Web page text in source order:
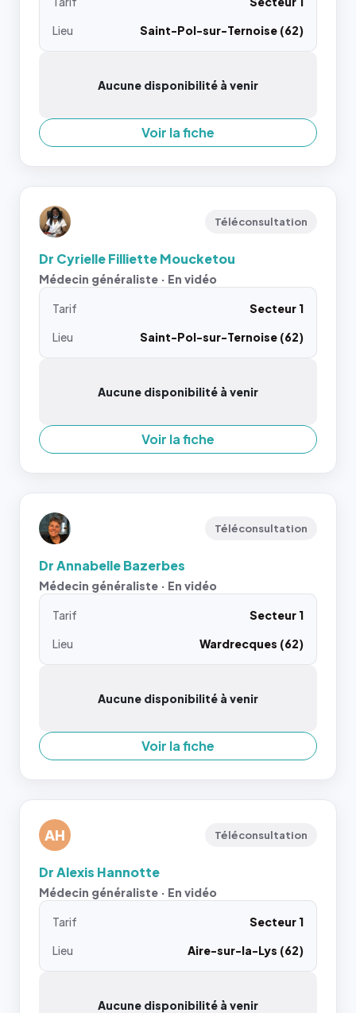
Lieu
Saint-Pol-sur-Ternoise (62)
Aucune disponibilité à venir
Voir la fiche
Téléconsultation
Dr Cyrielle Filliette Moucketou
Médecin généraliste · En vidéo
Tarif
Secteur 1
Lieu
Saint-Pol-sur-Ternoise (62)
Aucune disponibilité à venir
Voir la fiche
Téléconsultation
Dr Annabelle Bazerbes
Médecin généraliste · En vidéo
Tarif
Secteur 1
Lieu
Wardrecques (62)
Aucune disponibilité à venir
Voir la fiche
AH Téléconsultation
Dr Alexis Hannotte
Médecin généraliste · En vidéo
Tarif
Secteur 1
Lieu
Aire-sur-la-Lys (62)
Aucune disponibilité à venir